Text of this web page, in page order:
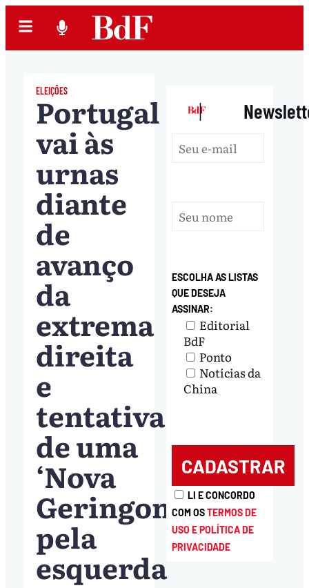
ELEIÇÕES
Portugal
vai às
urnas
diante
de
avanço
da
extrema
direita
e
tentativa
de uma
‘Nova
Geringonça’
pela
esquerda
|
ESCOLHA AS LISTAS
QUE DESEJA
ASSINAR:
Editorial
BdF
Ponto
Notícias da
China
LI E CONCORDO
COM OSTERMOS DE
USO E POLÍTICA DE
PRIVACIDADE